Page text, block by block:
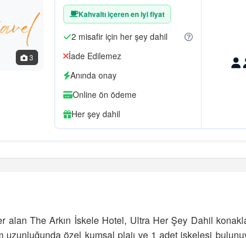
3
Kahvaltı içeren en iyi fiyat
2 misafir için her şey dahil
İade Edilemez
Anında onay
Online ön ödeme
Her şey dahil
alan The Arkın İskele Hotel, Ultra Her Şey Dahil
uzunluğunda özel kumsal plajı ve 1 adet iskelesi